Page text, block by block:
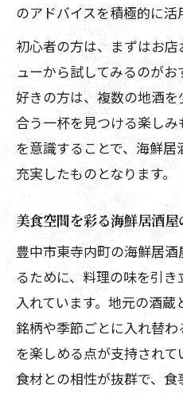
のアドバイスを積極的に活
初心者の方は、まずはお
ューから試してみるのが
好きの方は、複数の地酒
合う一杯を見つける楽し
を意識することで、海鮮
充実したものとなります。
美食空間を彩る海鮮居酒
豊中市東寺内町の海鮮居
るために、料理の味を引
入れています。地元の酒
銘柄や季節ごとに入れ替
を楽しめる点が支持され
食材との相性が抜群で、